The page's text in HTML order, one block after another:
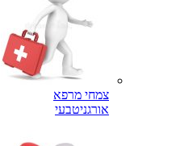
צמחי מרפא
אורגניטבעי